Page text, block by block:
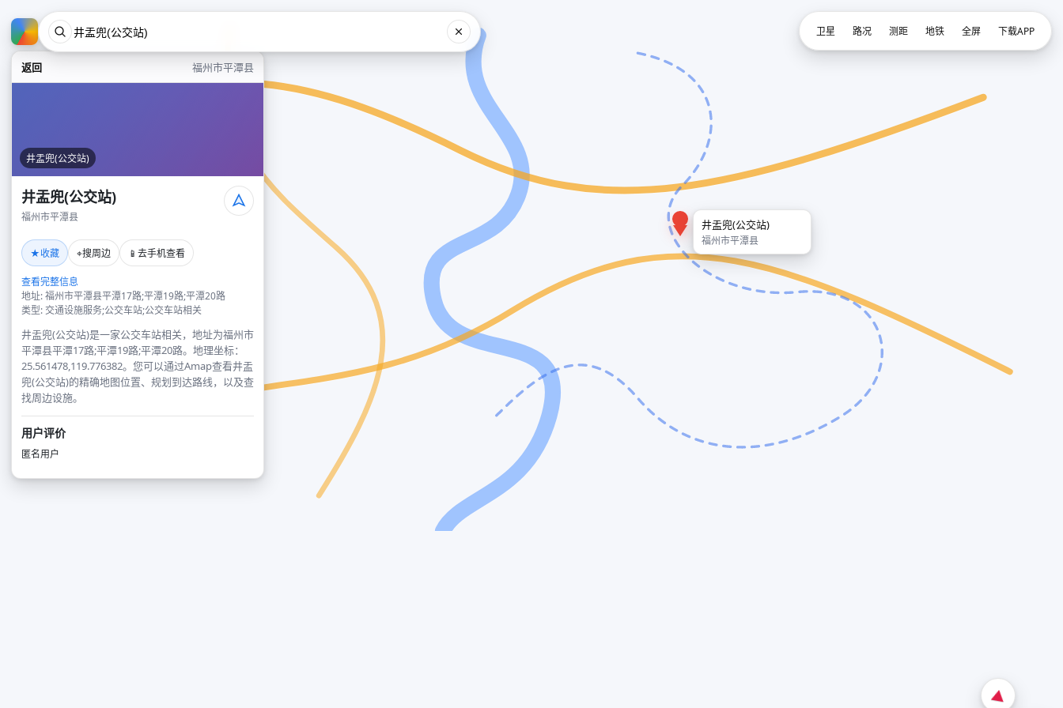
返回 福州市平潭县
井盂兜(公交站)
井盂兜(公交站)
福州市平潭县
★收藏 ⌖搜周边 📱 去手机查看
查看完整信息
地址: 福州市平潭县平潭17路;平潭19路;平潭20路
类型: 交通设施服务;公交车站;公交车站相关
井盂兜(公交站)是一家公交车站相关，地址为福州市
平潭县平潭17路;平潭19路;平潭20路。地理坐标：
25.561478,119.776382。您可以通过Amap查看井盂
兜(公交站)的精确地图位置、规划到达路线，以及查
找周边设施。
用户评价
匿名用户
井盂兜(公交站)
福州市平潭县
卫星 路况 测距 地铁 全屏 下载APP